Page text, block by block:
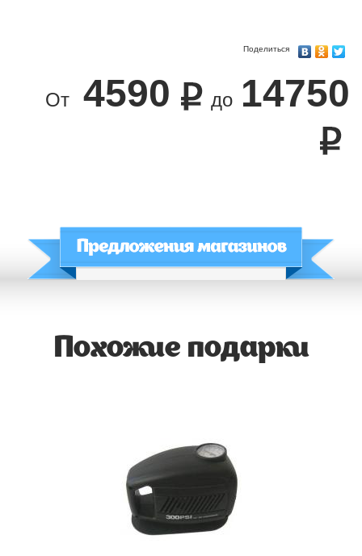
Поделиться
От 4590 до 14750
Похожие подарки